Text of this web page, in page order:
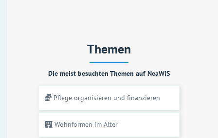
Themen
Die meist besuchten Themen auf NeaWiS
Pflege organisieren und finanzieren
Wohnformen im Alter